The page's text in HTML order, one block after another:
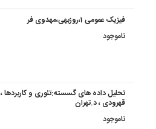
فیزیک عمومی 1،روزبهی،مهدوی فر
ناموجود
تحلیل داده های گسسته:تئوری و کاربردها ،
قهرودی ، د.تهران
ناموجود